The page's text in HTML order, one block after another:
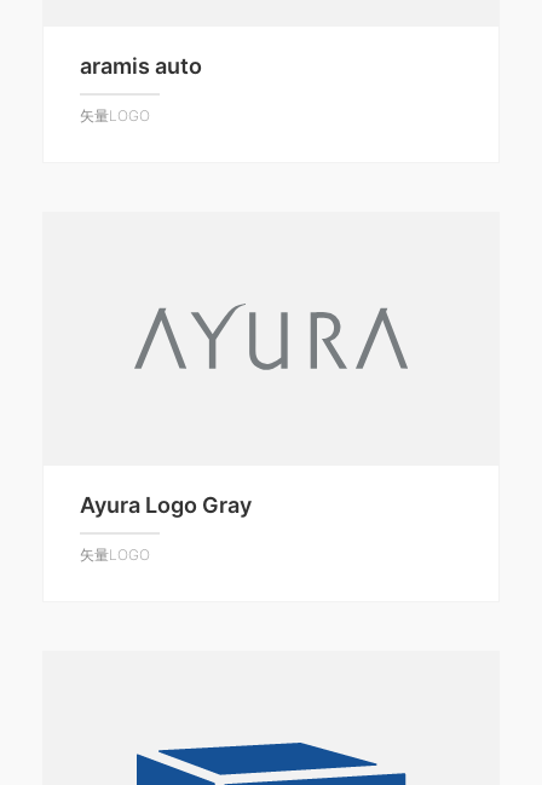
aramis auto
矢量LOGO
Ayura Logo Gray
矢量LOGO